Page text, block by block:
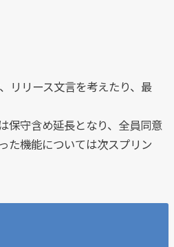
リリース文言を考えたり、最
保守含め延長となり、全員同意
た機能については次スプリン